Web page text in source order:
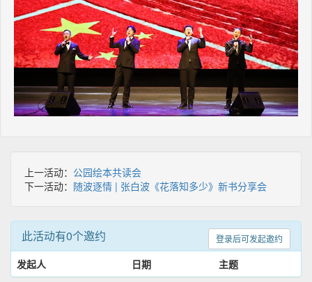
上一活动： 公园绘本共读会
下一活动： 随波逐情 | 张白波《花落知多少》新书分享会
登录后可发起邀约
此活动有0个邀约
发起人 日期 主题